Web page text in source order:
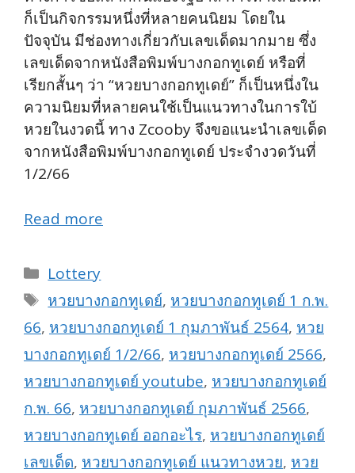
ก็เป็นกิจกรรมหนึ่งที่หลายคนนิยม โดยใน
ปัจจุบัน มีช่องทางเกี่ยวกับเลขเด็ดมากมาย ซึ่ง
เลขเด็ดจากหนังสือพิมพ์บางกอกทูเดย์ หรือที่
เรียกสั้นๆ ว่า “หวยบางกอกทูเดย์” ก็เป็นหนึ่งใน
ความนิยมที่หลายคนใช้เป็นแนวทางในการใบ้
หวยในงวดนี้ ทาง Zcooby จึงขอแนะนำเลขเด็ด
จากหนังสือพิมพ์บางกอกทูเดย์ ประจำงวดวันที่
1/2/66
Read more
Categories
Lottery
Tags
หวยบางกอกทูเดย์, หวยบางกอกทูเดย์ 1 ก.พ.
66, หวยบางกอกทูเดย์ 1 กุมภาพันธ์ 2564, หวย
บางกอกทูเดย์ 1/2/66, หวยบางกอกทูเดย์ 2566,
หวยบางกอกทูเดย์ youtube, หวยบางกอกทูเดย์
ก.พ. 66, หวยบางกอกทูเดย์ กุมภาพันธ์ 2566,
หวยบางกอกทูเดย์ ออกอะไร, หวยบางกอกทูเดย์
เลขเด็ด, หวยบางกอกทูเดย์ แนวทางหวย, หวย